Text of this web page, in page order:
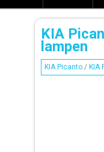
KIA
lampen
KIA Picanto / KIA